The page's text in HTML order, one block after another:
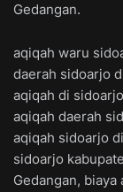
Gedangan.
aqiqah waru
daerah sidoarjo
aqiqah di
aqiqah daerah
aqiqah sidoarjo
sidoarjo
Gedangan,